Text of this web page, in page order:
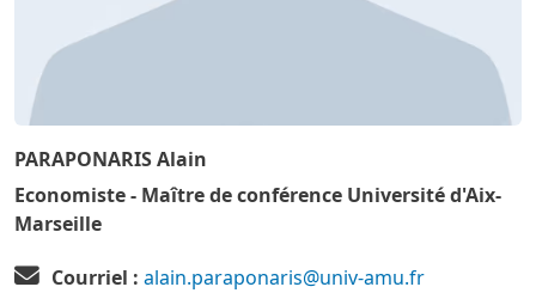
PARAPONARIS Alain
Economiste - Maître de conférence Université d'Aix-
Marseille
Courriel : alain.paraponaris@univ-amu.fr